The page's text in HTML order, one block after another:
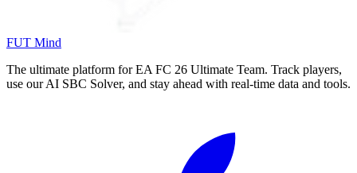
FUT Mind
The ultimate platform for EA FC 26 Ultimate Team. Track players,
use our AI SBC Solver, and stay ahead with real-time data and tools.